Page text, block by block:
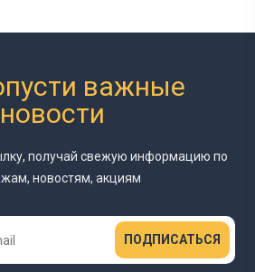
важные
новости
получай свежую информацию по
новостям, акциям
ПОДПИСАТЬСЯ